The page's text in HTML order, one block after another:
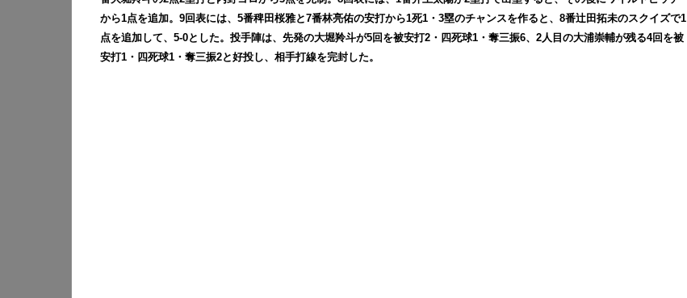
から1点を追加。9回表には、5番稗田桜雅と7番林亮佑の安打から1死1・3塁のチャンスを作ると、8番辻田拓未のスクイズで1
点を追加して、5-0とした。投手陣は、先発の大堀羚斗が5回を被安打2・四死球1・奪三振6、2人目の大浦崇輔が残る4回を被
安打1・四死球1・奪三振2と好投し、相手打線を完封した。